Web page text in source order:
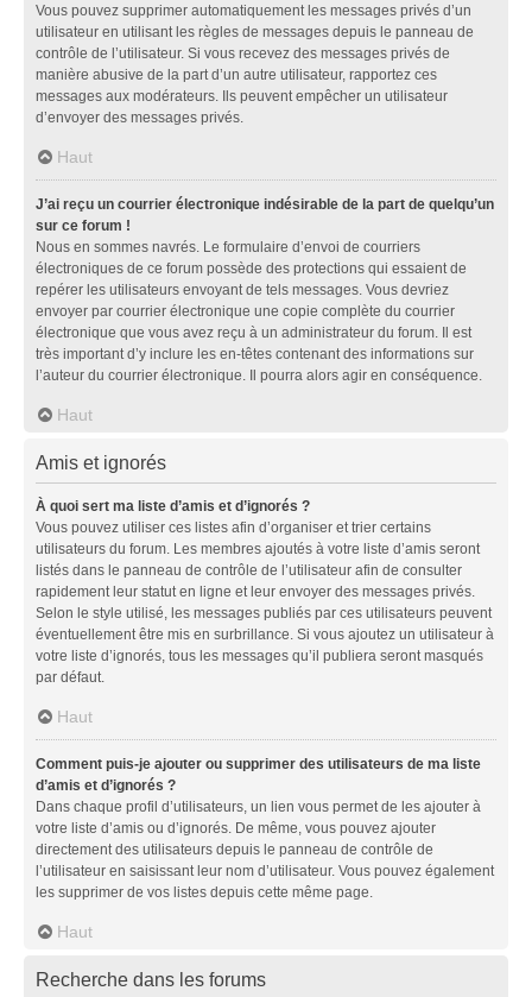
Vous pouvez supprimer automatiquement les messages privés d’un
utilisateur en utilisant les règles de messages depuis le panneau de
contrôle de l’utilisateur. Si vous recevez des messages privés de
manière abusive de la part d’un autre utilisateur, rapportez ces
messages aux modérateurs. Ils peuvent empêcher un utilisateur
d’envoyer des messages privés.
Haut
J’ai reçu un courrier électronique indésirable de la part de quelqu’un
sur ce forum !
Nous en sommes navrés. Le formulaire d’envoi de courriers
électroniques de ce forum possède des protections qui essaient de
repérer les utilisateurs envoyant de tels messages. Vous devriez
envoyer par courrier électronique une copie complète du courrier
électronique que vous avez reçu à un administrateur du forum. Il est
très important d’y inclure les en-têtes contenant des informations sur
l’auteur du courrier électronique. Il pourra alors agir en conséquence.
Haut
Amis et ignorés
À quoi sert ma liste d’amis et d’ignorés ?
Vous pouvez utiliser ces listes afin d’organiser et trier certains
utilisateurs du forum. Les membres ajoutés à votre liste d’amis seront
listés dans le panneau de contrôle de l’utilisateur afin de consulter
rapidement leur statut en ligne et leur envoyer des messages privés.
Selon le style utilisé, les messages publiés par ces utilisateurs peuvent
éventuellement être mis en surbrillance. Si vous ajoutez un utilisateur à
votre liste d’ignorés, tous les messages qu’il publiera seront masqués
par défaut.
Haut
Comment puis-je ajouter ou supprimer des utilisateurs de ma liste
d’amis et d’ignorés ?
Dans chaque profil d’utilisateurs, un lien vous permet de les ajouter à
votre liste d’amis ou d’ignorés. De même, vous pouvez ajouter
directement des utilisateurs depuis le panneau de contrôle de
l’utilisateur en saisissant leur nom d’utilisateur. Vous pouvez également
les supprimer de vos listes depuis cette même page.
Haut
Recherche dans les forums